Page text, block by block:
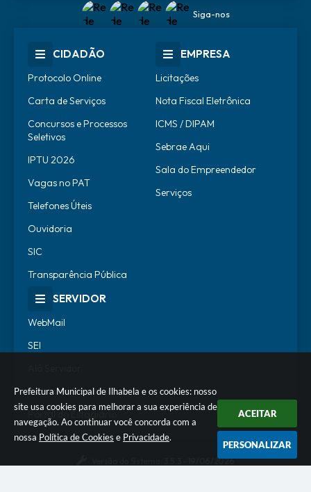
Prefeitura Municipal de Ilhabela e os cookies: nosso
site usa cookies para melhorar a sua experiência de
navegação. Ao continuar você concorda com a
nossa Política de Cookies e Privacidade.
ACEITAR
PERSONALIZAR
Siga-nos
CIDADÃO
Protocolo Online
Carta de Serviços
Concursos e Processos
Seletivos
IPTU 2026
Vagas no PAT
Telefones Úteis
Ouvidoria
SIC
Transparência Pública
EMPRESA
Licitações
Nota Fiscal Eletrônica
ICMS / DIPAM
Sebrae Aqui
Sala do Empreendedor
Serviços
SERVIDOR
WebMail
SEI
Escola de Governo
Portal do Estagiário
3.5.3 - 19/06/2026